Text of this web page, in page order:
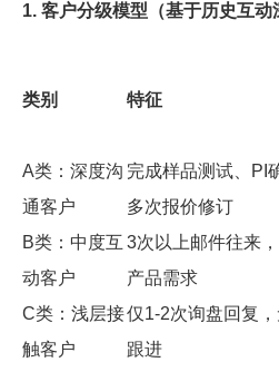
1. 客户分级模型（基于历史互动
类别 特征
A类：深度沟
通客户
完成样品测试、PI
多次报价修订
B类：中度互
动客户
3次以上邮件往来
产品需求
C类：浅层接
触客户
仅1-2次询盘回复
跟进